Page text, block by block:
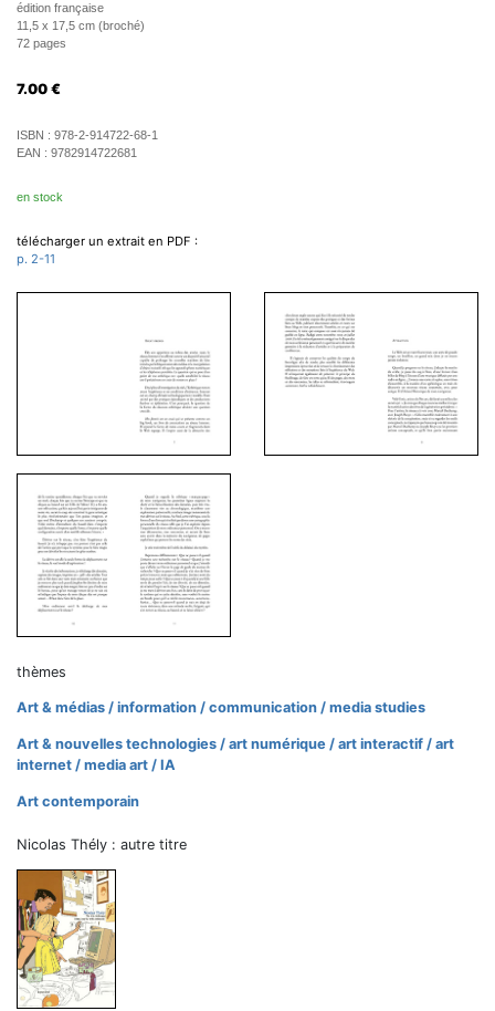
édition française
11,5 x 17,5 cm (broché)
72 pages
7.00 €
ISBN : 978-2-914722-68-1
EAN : 9782914722681
en stock
télécharger un extrait en PDF :
p. 2-11
thèmes
Art & médias / information / communication / media studies
Art & nouvelles technologies / art numérique / art interactif / art
internet / media art / IA
Art contemporain
Nicolas Thély : autre titre